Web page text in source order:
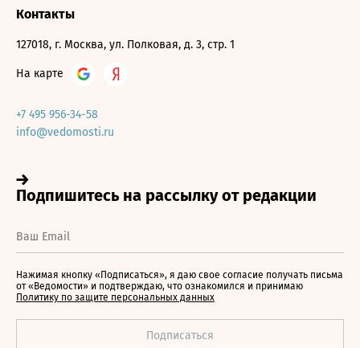
Контакты
127018, г. Москва, ул. Полковая, д. 3, стр. 1
На карте
+7 495 956-34-58
info@vedomosti.ru
Нажимая кнопку «Подписаться», я даю свое согласие получать письма
от «Ведомости» и подтверждаю, что ознакомился и принимаю
Политику по защите персональных данных